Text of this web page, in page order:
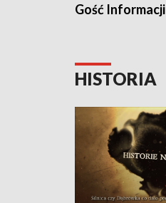
Gość Informacji
HISTORIA